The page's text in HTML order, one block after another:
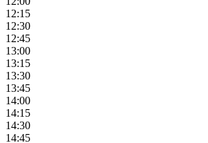
12:15
12:30
12:45
13:00
13:15
13:30
13:45
14:00
14:15
14:30
14:45